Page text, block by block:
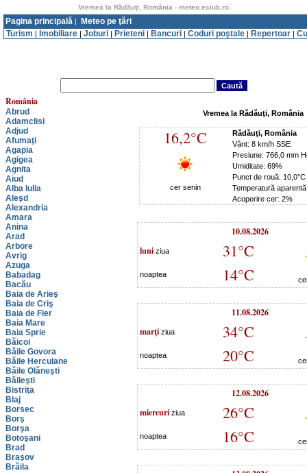
Vremea la Rădăuţi, România - meteo.eclub.ro
Pagina principală |
Meteo pe ţări
Turism | Imobiliare | Joburi | Prieteni | Bancuri | Coduri poştale | Repertoar |
România
Abrud
Adamclisi
Adjud
Afumaţi
Agapia
Agigea
Agnita
Aiud
Alba Iulia
Aleşd
Alexandria
Amara
Anina
Arad
Arbore
Avrig
Azuga
Babadag
Bacău
Baia de Arieş
Baia de Criş
Baia de Fier
Baia Mare
Baia Sprie
Băicoi
Băile Govora
Băile Herculane
Băile Olăneşti
Băileşti
Bistriţa
Blaj
Borsec
Borş
Borşa
Botoşani
Brad
Braşov
Brăila
Vremea la Rădăuţi, România
16,2°C
cer senin
Rădăuţi, România
Vânt: 8 km/h SSE
Presiune: 766,0 mm
Umiditate: 69%
Punct de rouă: 10,0°C
Temperatură
Acoperire cer: 2%
10.08.2026
luni ziua 31°C
noaptea 14°C
11.08.2026
marţi ziua 34°C
noaptea 20°C
12.08.2026
miercuri ziua 26°C
noaptea 16°C